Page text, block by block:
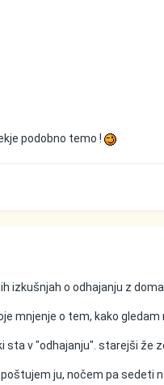
podobno temo !
izkušnjah o odhajanju z
mnjenje o tem, kako gledam
sta v "odhajanju". starejši že
ju, nočem pa sedeti